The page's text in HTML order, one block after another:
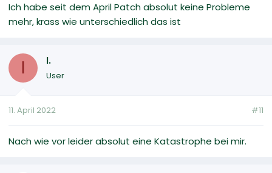
Ich habe seit dem April Patch absolut keine Probleme
mehr, krass wie unterschiedlich das ist
I I.
User
11. April 2022 #11
Nach wie vor leider absolut eine Katastrophe bei mir.